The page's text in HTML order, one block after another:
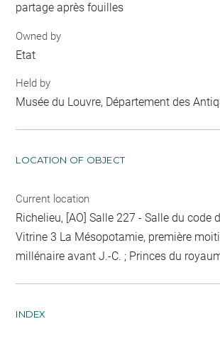
partage après fouilles
Owned by
Etat
Held by
Musée du Louvre, Département des
LOCATION OF OBJECT
Current location
Richelieu, [AO] Salle 227 - Salle du code
Vitrine 3 La Mésopotamie, première
millénaire avant J.-C. ; Princes du
INDEX